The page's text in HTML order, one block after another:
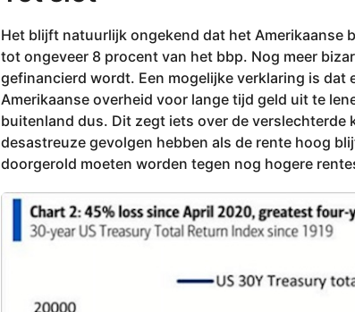
Het blijft natuurlijk ongekend dat het
tot ongeveer 8 procent van het bbp. Nog meer
gefinancierd wordt. Een mogelijke verklaring is dat
Amerikaanse overheid voor lange tijd geld uit te
buitenland dus. Dit zegt iets over de verslechterde
desastreuze gevolgen hebben als de rente hoog
doorgerold moeten worden tegen nog hogere